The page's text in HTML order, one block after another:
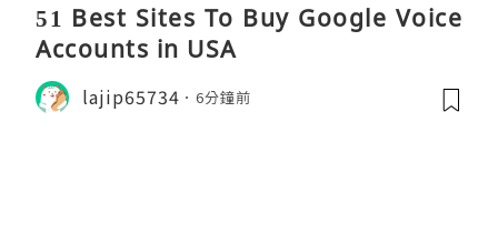
51 Best Sites To Buy Google Voice
Accounts in USA
lajip65734 6分鐘前